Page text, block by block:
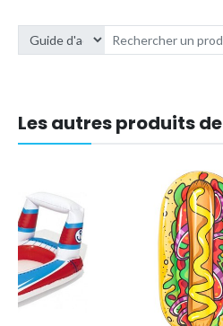
Les autres produits de